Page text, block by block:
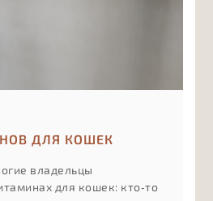
ДЛЯ КОШЕК
владельцы
для кошек: кто‑то